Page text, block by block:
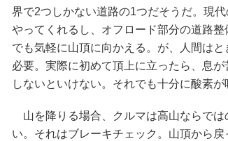
界で2つしかない道路の1つだそうだ。現
やってくれるし、オフロード部分の道路
でも気軽に山頂に向かえる。が、人間は
必要。実際に初めて頂上に立ったら、息
しないといけない。それでも十分に酸素
山を降りる場合、クルマは高山ならで
い。それはブレーキチェック。山頂から